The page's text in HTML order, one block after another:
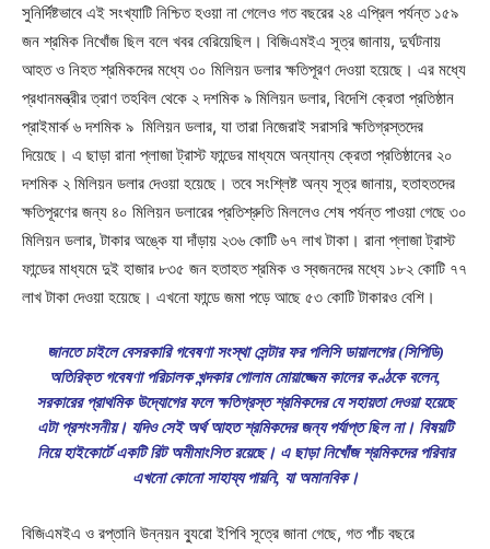
সুনির্দিষ্টভাবে এই সংখ্যাটি নিশ্চিত হওয়া না গেলেও গত বছরের ২৪ এপ্রিল পর্যন্ত ১৫৯
জন শ্রমিক নিখোঁজ ছিল বলে খবর বেরিয়েছিল। বিজিএমইএ সূত্র জানায়, দুর্ঘটনায়
আহত ও নিহত শ্রমিকদের মধ্যে ৩০ মিলিয়ন ডলার ক্ষতিপূরণ দেওয়া হয়েছে। এর মধ্যে
প্রধানমন্ত্রীর ত্রাণ তহবিল থেকে ২ দশমিক ৯ মিলিয়ন ডলার, বিদেশি ক্রেতা প্রতিষ্ঠান
প্রাইমার্ক ৬ দশমিক ৯ মিলিয়ন ডলার, যা তারা নিজেরাই সরাসরি ক্ষতিগ্রস্তদের
দিয়েছে। এ ছাড়া রানা প্লাজা ট্রাস্ট ফান্ডের মাধ্যমে অন্যান্য ক্রেতা প্রতিষ্ঠানের ২০
দশমিক ২ মিলিয়ন ডলার দেওয়া হয়েছে। তবে সংশ্লিষ্ট অন্য সূত্র জানায়, হতাহতদের
ক্ষতিপূরণের জন্য ৪০ মিলিয়ন ডলারের প্রতিশ্রুতি মিললেও শেষ পর্যন্ত পাওয়া গেছে ৩০
মিলিয়ন ডলার, টাকার অঙ্কে যা দাঁড়ায় ২৩৬ কোটি ৬৭ লাখ টাকা। রানা প্লাজা ট্রাস্ট
ফান্ডের মাধ্যমে দুই হাজার ৮৩৫ জন হতাহত শ্রমিক ও স্বজনদের মধ্যে ১৮২ কোটি ৭৭
লাখ টাকা দেওয়া হয়েছে। এখনো ফান্ডে জমা পড়ে আছে ৫৩ কোটি টাকারও বেশি।
জানতে চাইলে বেসরকারি গবেষণা সংস্থা সেন্টার ফর পলিসি ডায়ালগের (সিপিডি)
অতিরিক্ত গবেষণা পরিচালক খন্দকার গোলাম মোয়াজ্জেম কালের কণ্ঠকে বলেন,
সরকারের প্রাথমিক উদ্যোগের ফলে ক্ষতিগ্রস্ত শ্রমিকদের যে সহায়তা দেওয়া হয়েছে
এটা প্রশংসনীয়। যদিও সেই অর্থ আহত শ্রমিকদের জন্য পর্যাপ্ত ছিল না। বিষয়টি
নিয়ে হাইকোর্টে একটি রিট অমীমাংসিত রয়েছে। এ ছাড়া নিখোঁজ শ্রমিকদের পরিবার
এখনো কোনো সাহায্য পায়নি, যা অমানবিক।
বিজিএমইএ ও রপ্তানি উন্নয়ন ব্যুরো ইপিবি সূত্রে জানা গেছে, গত পাঁচ বছরে